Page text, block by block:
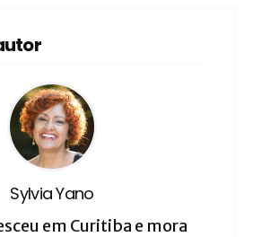
Sylvia Yano
em Curitiba e mora